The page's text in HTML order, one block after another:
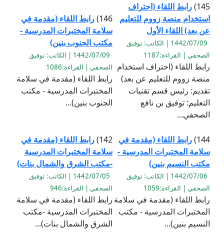
145) رابط اللقاء (احتراف
استخدام منصة زووم للتعليم
عن بعد) اللقاء الأول
1442/07/09 | الكاتب: توفيق
الصحفي | القراءة:1187
رابط اللقاء (احتراف استخدام
منصة زووم للتعليم عن بعد)
تقديم: رئيس قسم تقنيات
التعليم: توفيق بن نافع
الصحفي...
146) رابط اللقاء (مقدمة في
سلامة المختبرات المدرسية -
مكتب الجنوب بنين)
1442/07/09 | الكاتب: توفيق
الصحفي | القراءة:1086
رابط اللقاء (مقدمة في سلامة
المختبرات المدرسية - مكتب
الجنوب بنين)...
144) رابط اللقاء (مقدمة في
سلامة المختبرات المدرسية -
مكتب النسيم بنين)
1442/07/06 | الكاتب: توفيق
الصحفي | القراءة:1059
رابط اللقاء (مقدمة في سلامة
المختبرات المدرسية - مكتب
النسيم بنين)...
142) رابط اللقاء (مقدمة في
سلامة المختبرات المدرسية
-مكتب الشرق والشمال بنات)
1442/07/05 | الكاتب: توفيق
الصحفي | القراءة:946
رابط اللقاء (مقدمة في سلامة
المختبرات المدرسية -مكتب
الشرق والشمال بنات)...